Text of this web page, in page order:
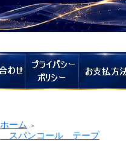
ホーム ＞
スパンコール テープ